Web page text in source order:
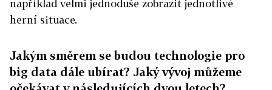
například velmi jednoduše zobrazit jednotlivé
herní situace.
Jakým směrem se budou technologie pro
big data dále ubírat? Jaký vývoj můžeme